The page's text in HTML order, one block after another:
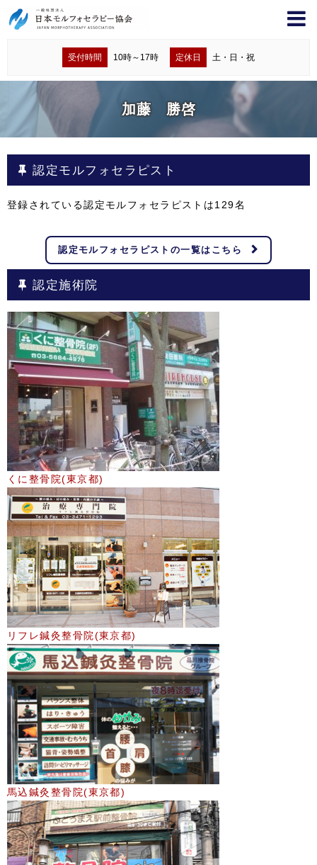
受付時間 10時～17時 定休日 土・日・祝
加藤 勝啓
認定モルフォセラピスト
登録されている認定モルフォセラピストは129名
認定モルフォセラピストの一覧はこちら
認定施術院
くに整骨院(東京都)
リフレ鍼灸整骨院(東京都)
馬込鍼灸整骨院(東京都)